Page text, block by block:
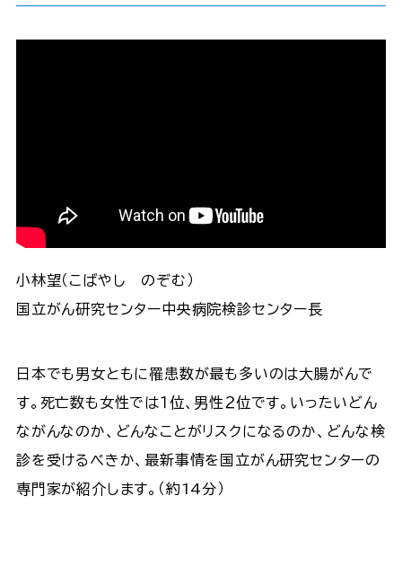
小林望（こばやし のぞむ）
国立がん研究センター中央病院検診センター長
日本でも男女ともに罹患数が最も多いのは大腸がんで
す。死亡数も女性では１位、男性２位です。いったいどん
ながんなのか、どんなことがリスクになるのか、どんな検
診を受けるべきか、最新事情を国立がん研究センターの
専門家が紹介します。（約14分）